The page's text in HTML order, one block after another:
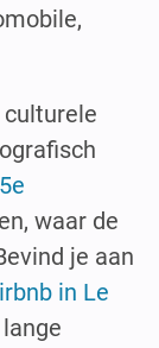
waar de
je aan
in Le